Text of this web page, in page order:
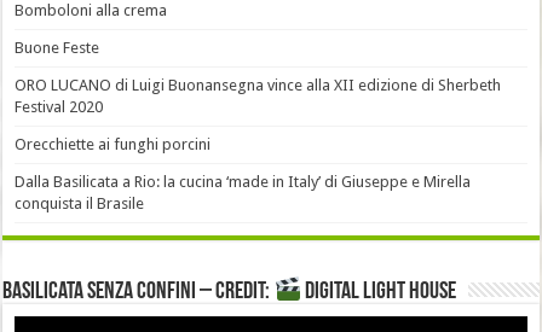
Bomboloni alla crema
Buone Feste
ORO LUCANO di Luigi Buonansegna vince alla XII edizione di Sherbeth
Festival 2020
Orecchiette ai funghi porcini
Dalla Basilicata a Rio: la cucina ‘made in Italy’ di Giuseppe e Mirella
conquista il Brasile
Basilicata senza confini – Credit: DIGITAL LIGHT HOUSE